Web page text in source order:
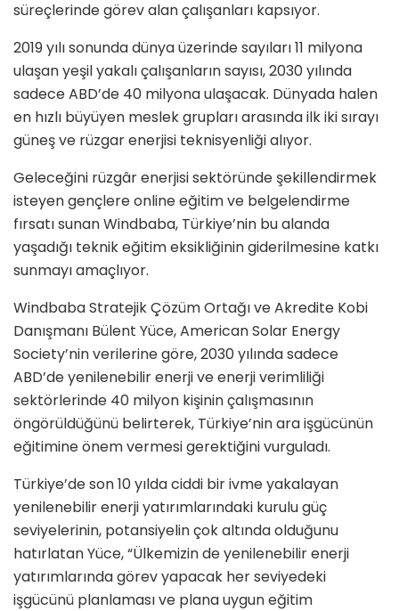
süreçlerinde görev alan çalışanları kapsıyor.
2019 yılı sonunda dünya üzerinde sayıları 11 milyona
ulaşan yeşil yakalı çalışanların sayısı, 2030 yılında
sadece ABD’de 40 milyona ulaşacak. Dünyada halen
en hızlı büyüyen meslek grupları arasında ilk iki sırayı
güneş ve rüzgar enerjisi teknisyenliği alıyor.
Geleceğini rüzgâr enerjisi sektöründe şekillendirmek
isteyen gençlere online eğitim ve belgelendirme
fırsatı sunan Windbaba, Türkiye’nin bu alanda
yaşadığı teknik eğitim eksikliğinin giderilmesine katkı
sunmayı amaçlıyor.
Windbaba Stratejik Çözüm Ortağı ve Akredite Kobi
Danışmanı Bülent Yüce, American Solar Energy
Society’nin verilerine göre, 2030 yılında sadece
ABD’de yenilenebilir enerji ve enerji verimliliği
sektörlerinde 40 milyon kişinin çalışmasının
öngörüldüğünü belirterek, Türkiye’nin ara işgücünün
eğitimine önem vermesi gerektiğini vurguladı.
Türkiye’de son 10 yılda ciddi bir ivme yakalayan
yenilenebilir enerji yatırımlarındaki kurulu güç
seviyelerinin, potansiyelin çok altında olduğunu
hatırlatan Yüce, “Ülkemizin de yenilenebilir enerji
yatırımlarında görev yapacak her seviyedeki
işgücünü planlaması ve plana uygun eğitim